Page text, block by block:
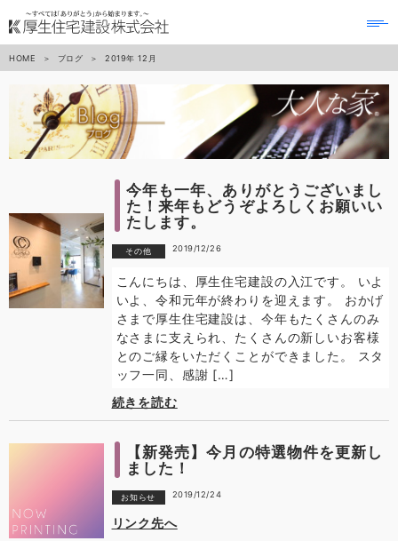
HOME ブログ 2019年 12月
今年も一年、ありがとうございまし
た！来年もどうぞよろしくお願いい
たします。
その他 2019/12/26
こんにちは、厚生住宅建設の入江です。 いよ
いよ、令和元年が終わりを迎えます。 おかげ
さまで厚生住宅建設は、今年もたくさんのみ
なさまに支えられ、たくさんの新しいお客様
とのご縁をいただくことができました。 スタ
ッフ一同、感謝 […]
続きを読む
【新発売】今月の特選物件を更新し
ました！
お知らせ 2019/12/24
リンク先へ